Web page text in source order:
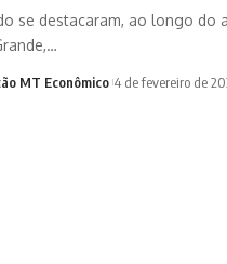
se destacaram, ao longo do
MT Econômico 4 de fevereiro de